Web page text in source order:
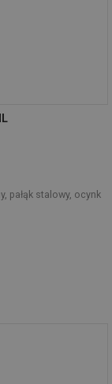
pałąk stalowy, ocynk